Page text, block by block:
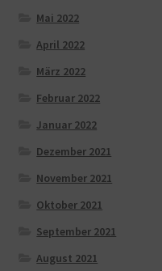
Mai 2022
April 2022
März 2022
Februar 2022
Januar 2022
Dezember 2021
November 2021
Oktober 2021
September 2021
August 2021